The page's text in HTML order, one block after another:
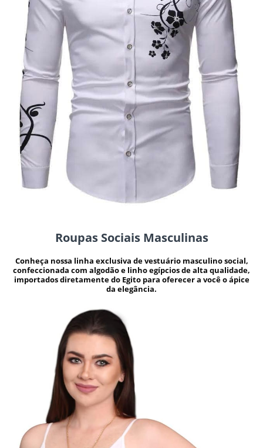
Roupas Sociais Masculinas
Conheça nossa linha exclusiva de vestuário masculino social,
confeccionada com algodão e linho egípcios de alta qualidade,
importados diretamente do Egito para oferecer a você o ápice
da elegância.